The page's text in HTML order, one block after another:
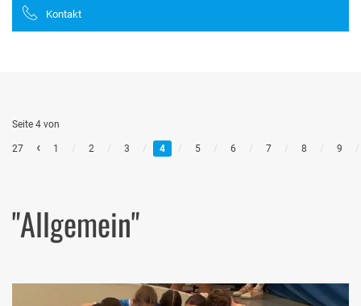
Kontakt
Seite 4 von
27 ‹ 1 / 2 / 3 / 4 / 5 / 6 / 7 / 8 / 9 /
"Allgemein"